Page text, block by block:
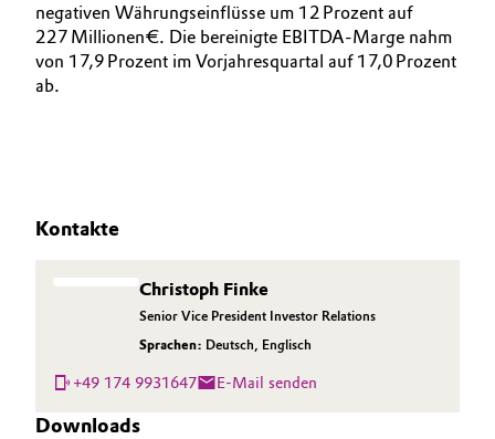
negativen Währungseinflüsse um 12 Prozent auf
227 Millionen €. Die bereinigte EBITDA-Marge nahm
von 17,9 Prozent im Vorjahresquartal auf 17,0 Prozent
ab.
Kontakte
Christoph Finke
Senior Vice President Investor Relations
Sprachen: Deutsch, Englisch
+49 174 9931647 E-Mail senden
Downloads